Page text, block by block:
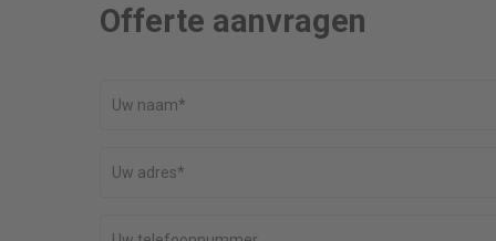
Offerte aanvragen